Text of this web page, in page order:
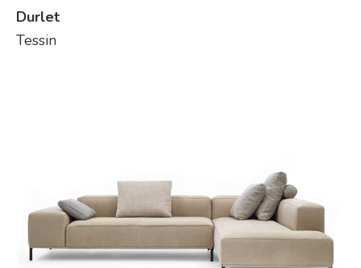
Durlet
Tessin